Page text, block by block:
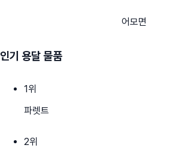
어모면
인기 용달 물품
1위
파렛트
2위